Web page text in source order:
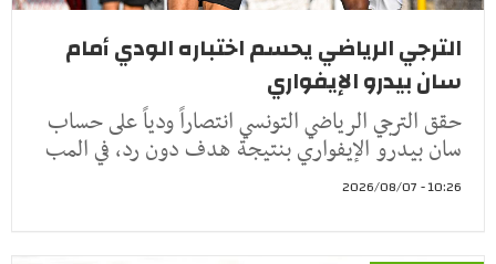
الترجي الرياضي يحسم اختباره الودي أمام
سان بيدرو الإيفواري
حقق الترجي الرياضي التونسي انتصاراً ودياً على حساب
سان بيدرو الإيفواري بنتيجة هدف دون رد، في المب
10:26 - 2026/08/07